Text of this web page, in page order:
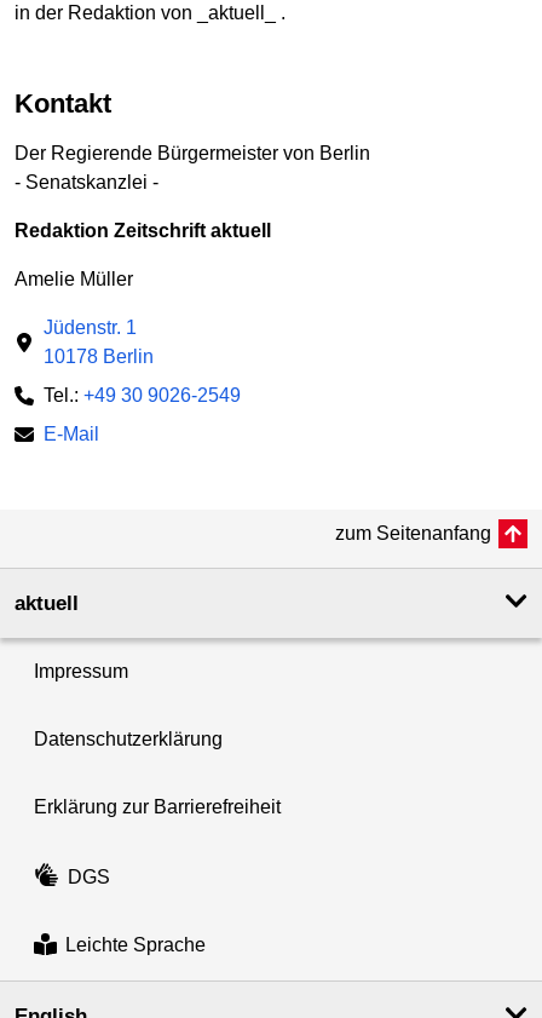
in der Redaktion von _aktuell_ .
Kontakt
Der Regierende Bürgermeister von Berlin
- Senatskanzlei -
Redaktion Zeitschrift aktuell
Amelie Müller
Jüdenstr. 1
10178 Berlin
Tel.: +49 30 9026-2549
E-Mail
zum Seitenanfang
aktuell
Impressum
Datenschutzerklärung
Erklärung zur Barrierefreiheit
DGS
Leichte Sprache